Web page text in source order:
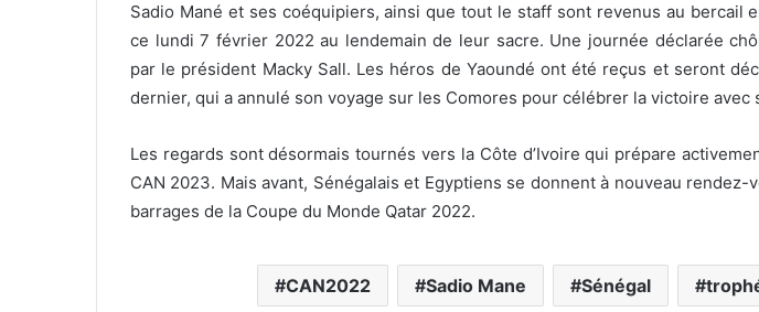
Sadio Mané et ses coéquipiers, ainsi que tout le staff sont revenus au bercail
ce lundi 7 février 2022 au lendemain de leur sacre. Une journée déclarée
par le président Macky Sall. Les héros de Yaoundé ont été reçus et seront
dernier, qui a annulé son voyage sur les Comores pour célébrer la victoire avec
Les regards sont désormais tournés vers la Côte d’Ivoire qui prépare
CAN 2023. Mais avant, Sénégalais et Egyptiens se donnent à nouveau rendez-
barrages de la Coupe du Monde Qatar 2022.
CAN2022 Sadio Mane Sénégal